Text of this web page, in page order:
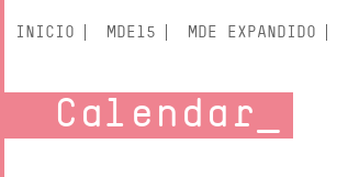
INICIO MDE15 MDE EXPANDIDO
Calendar
5:00 am